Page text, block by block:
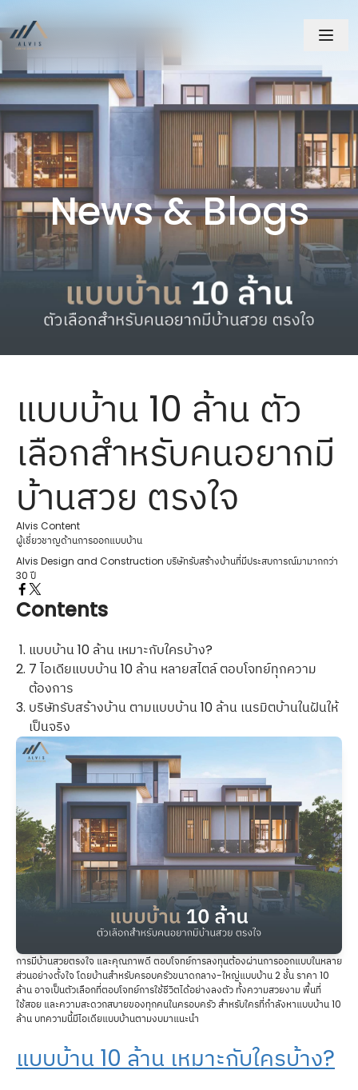
News & Blogs
แบบบ้าน 10 ล้าน ตัว
เลือกสำหรับคนอยากมี
บ้านสวย ตรงใจ
Alvis Content
ผู้เชี่ยวชาญด้านการออกแบบบ้าน
Alvis Design and Construction บริษัทรับสร้างบ้านที่มีประสบการณ์มามากกว่า
30 ปี
Contents
แบบบ้าน 10 ล้าน เหมาะกับใครบ้าง?
7 ไอเดียแบบบ้าน 10 ล้าน หลายสไตล์ ตอบโจทย์ทุกความ
ต้องการ
บริษัทรับสร้างบ้าน ตามแบบบ้าน 10 ล้าน เนรมิตบ้านในฝันให้
เป็นจริง
การมีบ้านสวยตรงใจ และคุณภาพดี ตอบโจทย์การลงทุนต้องผ่านการออกแบบในหลาย
ส่วนอย่างตั้งใจ โดยบ้านสำหรับครอบครัวขนาดกลาง-ใหญ่แบบบ้าน 2 ชั้น ราคา 10
ล้าน อาจเป็นตัวเลือกที่ตอบโจทย์การใช้ชีวิตได้อย่างลงตัว ทั้งความสวยงาม พื้นที่
ใช้สอย และความสะดวกสบายของทุกคนในครอบครัว สำหรับใครที่กำลังหาแบบบ้าน 10
ล้าน บทความนี้มีไอเดียแบบบ้านตามงบมาแนะนำ
แบบบ้าน 10 ล้าน เหมาะกับใครบ้าง?